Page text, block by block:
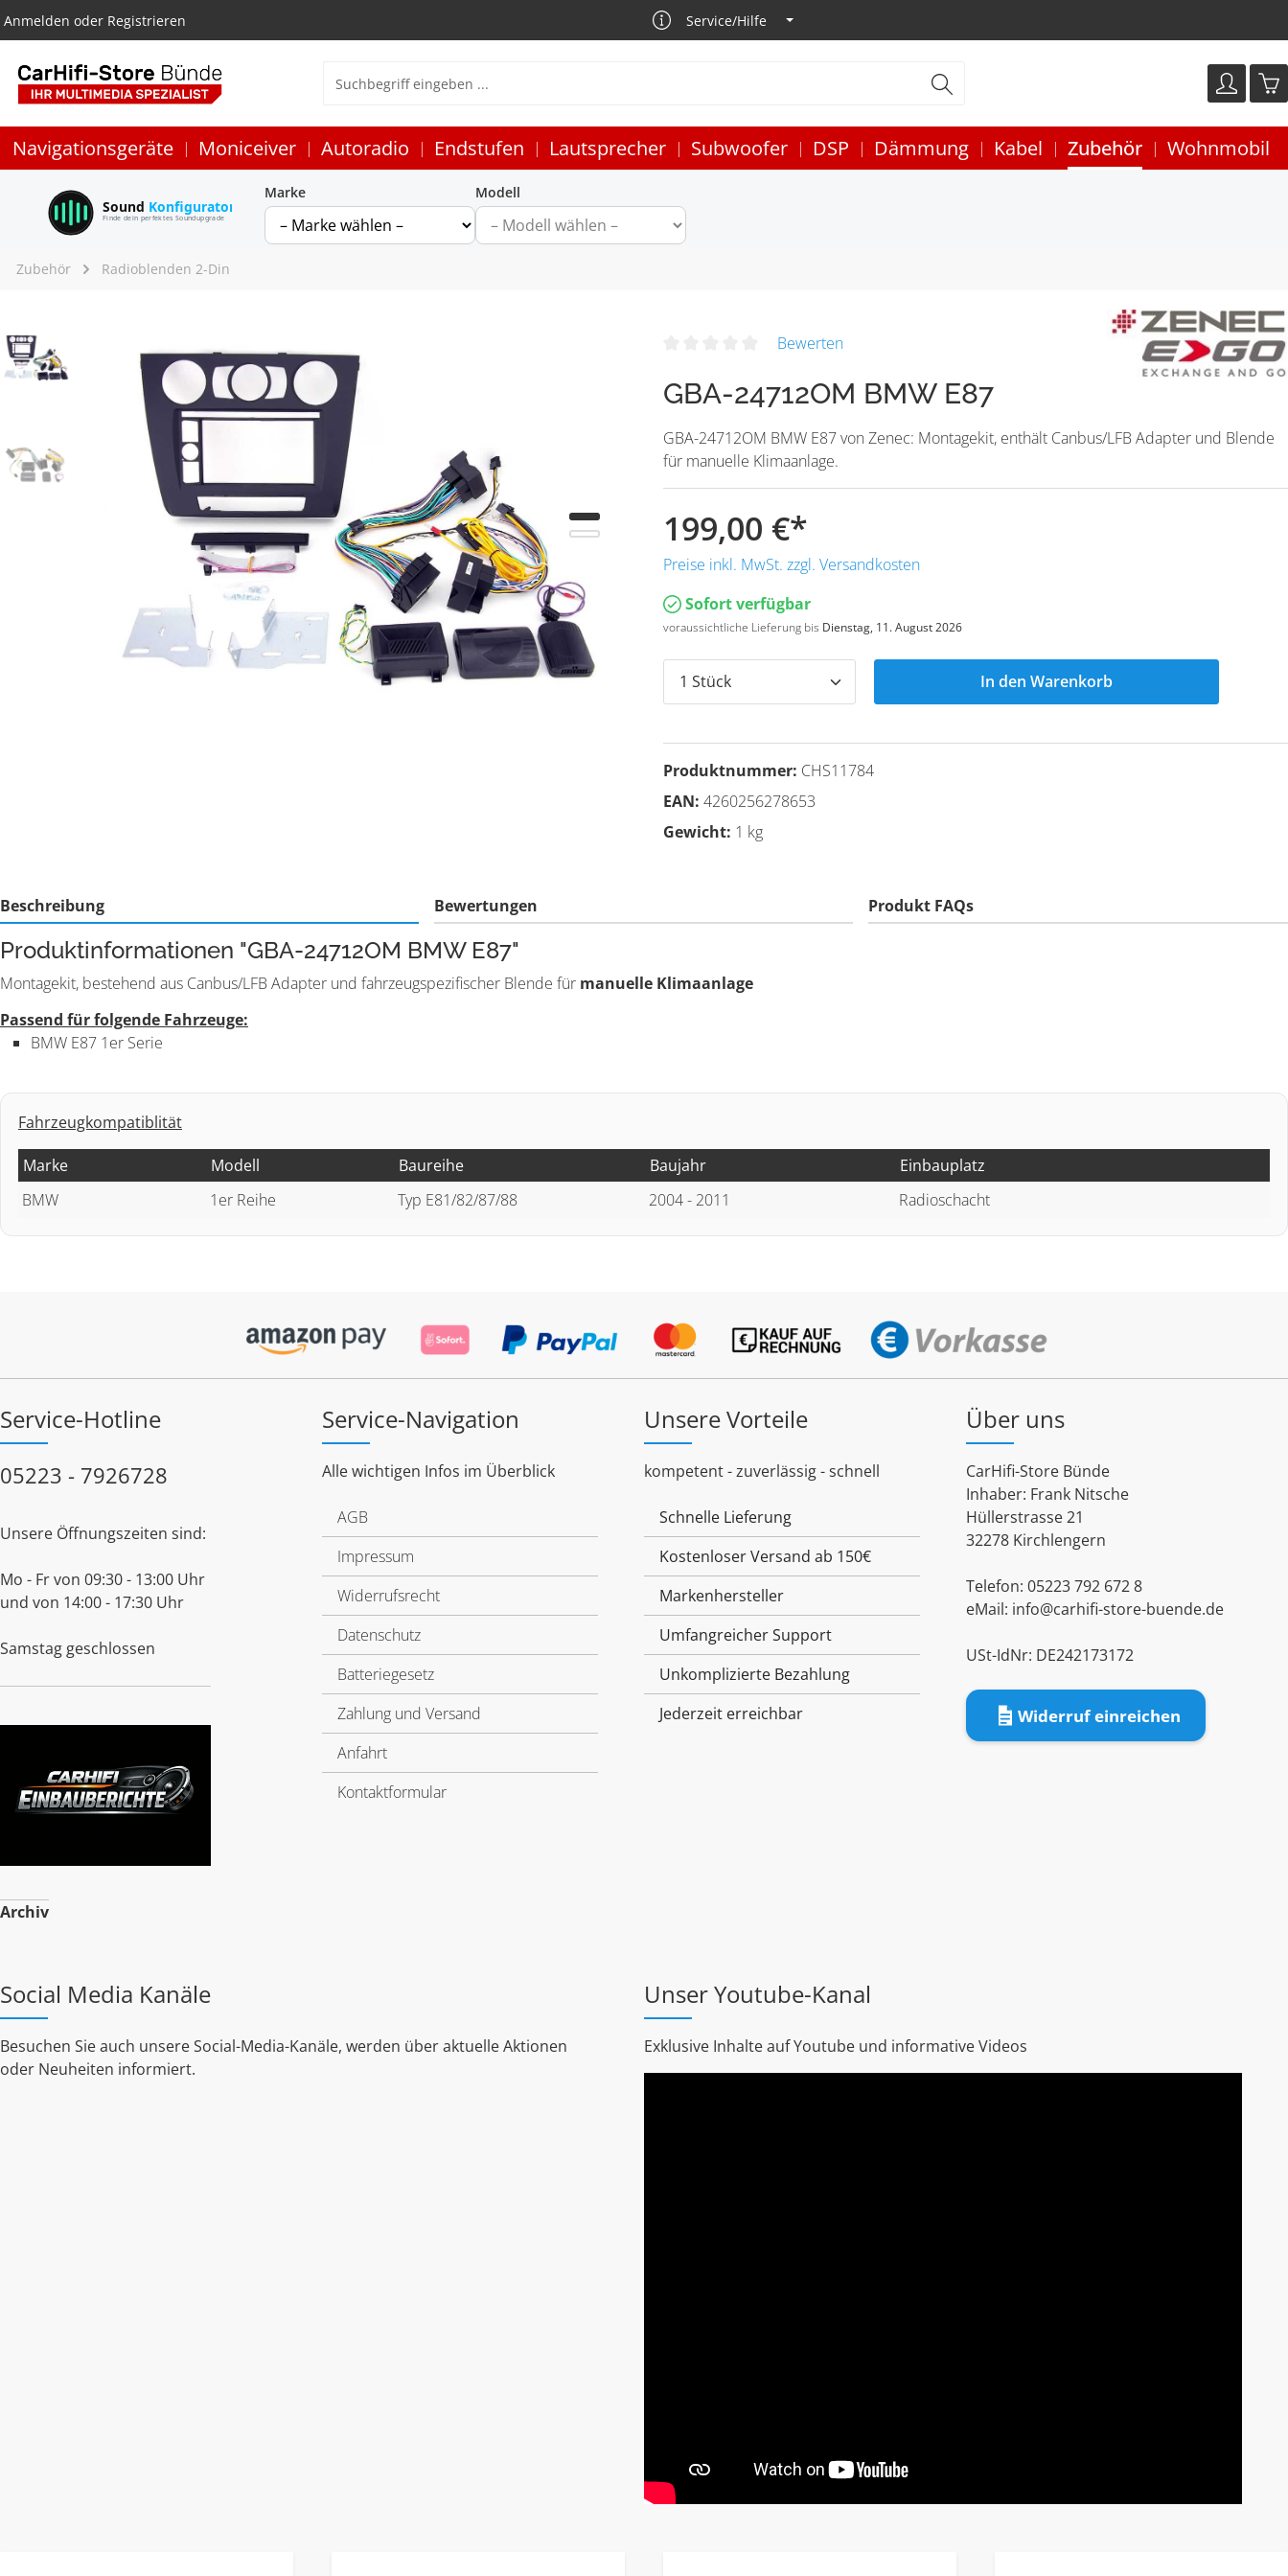
Anmelden oder Registrieren Service/Hilfe
Navigationsgeräte Moniceiver Autoradio Endstufen Lautsprecher Subwoofer DSP Dämmung Kabel Zubehör Wohnmobil
Sound Konfigurator
Finde dein perfektes Soundupgrade
Marke Modell
Zubehör Radioblenden 2-Din
Bewerten
GBA-24712OM BMW E87
GBA-24712OM BMW E87 von Zenec: Montagekit, enthält Canbus/LFB Adapter und Blende
für manuelle Klimaanlage.
199,00 €*
Preise inkl. MwSt. zzgl. Versandkosten
Sofort verfügbar
voraussichtliche Lieferung bis Dienstag, 11. August 2026
In den Warenkorb
Produktnummer: CHS11784
EAN: 4260256278653
Gewicht: 1 kg
Beschreibung Bewertungen Produkt FAQs
Produktinformationen "GBA-24712OM BMW E87"
Montagekit, bestehend aus Canbus/LFB Adapter und fahrzeugspezifischer Blende für manuelle Klimaanlage
Passend für folgende Fahrzeuge:
BMW E87 1er Serie
Fahrzeugkompatiblität
Marke Modell Baureihe Baujahr
Einbauplatz
BMW
1er Reihe Typ E81/82/87/88 2004 - 2011 Radioschacht
Service-Hotline
05223 - 7926728
Unsere Öffnungszeiten sind:
Mo - Fr von 09:30 - 13:00 Uhr
und von 14:00 - 17:30 Uhr
Samstag geschlossen
Archiv
Service-Navigation
Alle wichtigen Infos im Überblick
AGB
Impressum
Widerrufsrecht
Datenschutz
Batteriegesetz
Zahlung und Versand
Anfahrt
Kontaktformular
Unsere Vorteile
kompetent - zuverlässig - schnell
Schnelle Lieferung
Kostenloser Versand ab 150€
Markenhersteller
Umfangreicher Support
Unkomplizierte Bezahlung
Jederzeit erreichbar
Über uns
CarHifi-Store Bünde
Inhaber: Frank Nitsche
Hüllerstrasse 21
32278 Kirchlengern
Telefon: 05223 792 672 8
eMail: info@carhifi-store-buende.de
USt-IdNr: DE242173172
Widerruf einreichen
Social Media Kanäle
Besuchen Sie auch unsere Social-Media-Kanäle, werden über aktuelle Aktionen
oder Neuheiten informiert.
Unser Youtube-Kanal
Exklusive Inhalte auf Youtube und informative Videos